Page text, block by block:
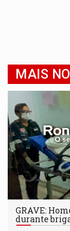
MAIS
GRAVE:
durante